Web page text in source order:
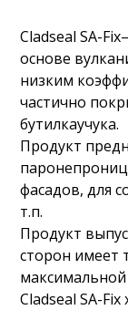
Cladseal SA-
основе
низким
частично
бутилкаучука.
Продукт
фасадов, для
т.п.
Продукт
сторон имеет
максимальной
Cladseal SA-